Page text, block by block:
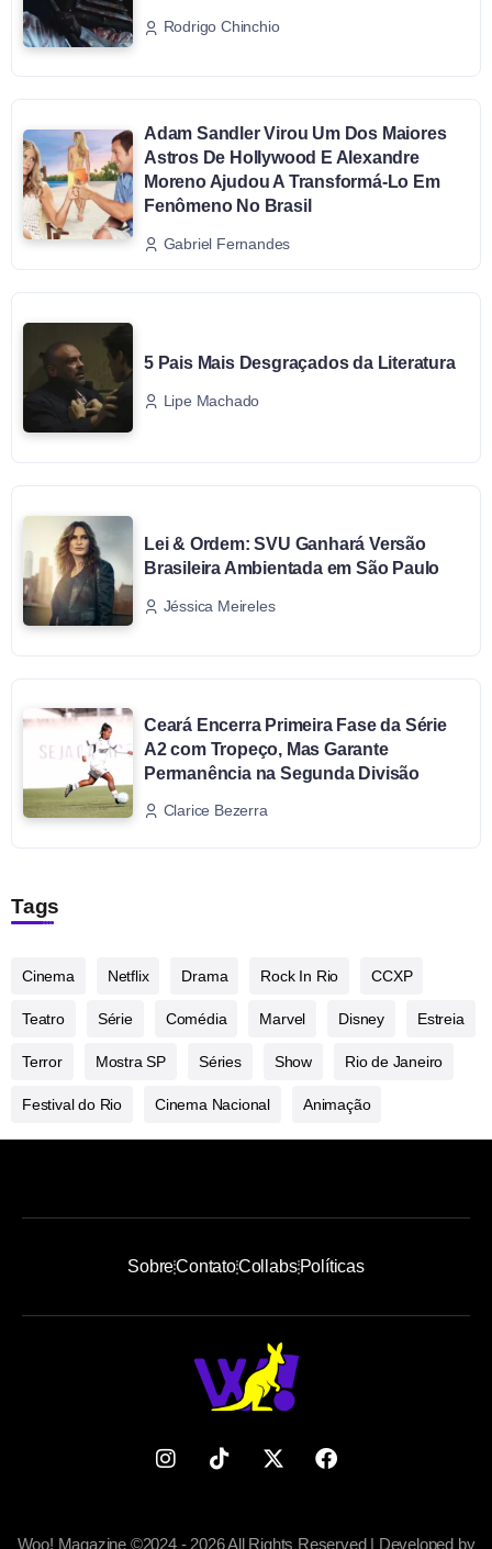
Rodrigo Chinchio
Adam Sandler Virou Um Dos Maiores
Astros De Hollywood E Alexandre
Moreno Ajudou A Transformá-Lo Em
Fenômeno No Brasil
Gabriel Fernandes
5 Pais Mais Desgraçados da Literatura
Lipe Machado
Lei & Ordem: SVU Ganhará Versão
Brasileira Ambientada em São Paulo
Jéssica Meireles
Ceará Encerra Primeira Fase da Série
A2 com Tropeço, Mas Garante
Permanência na Segunda Divisão
Clarice Bezerra
Tags
Cinema Netflix Drama Rock In Rio CCXP
Teatro Série Comédia Marvel Disney Estreia
Terror Mostra SP Séries Show Rio de Janeiro
Festival do Rio Cinema Nacional Animação
SobreContatoCollabsPolíticas
Woo! Magazine ©2024 - 2026 All Rights Reserved | Developed by